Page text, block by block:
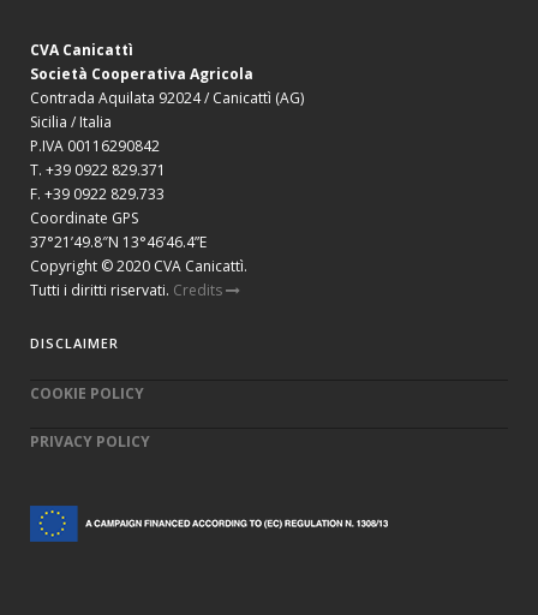
CVA Canicattì
Società Cooperativa Agricola
Contrada Aquilata 92024 / Canicattì (AG)
Sicilia / Italia
P.IVA 00116290842
T. +39 0922 829.371
F. +39 0922 829.733
Coordinate GPS
37°21’49.8″N 13°46’46.4”E
Copyright © 2020 CVA Canicattì.
Tutti i diritti riservati. Credits
DISCLAIMER
COOKIE POLICY
PRIVACY POLICY